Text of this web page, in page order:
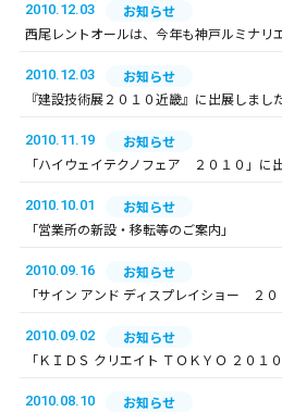
2010.12.03
お知らせ
西尾レントオールは、今年も神戸ルミナリ
2010.12.03
お知らせ
『建設技術展２０１０近畿』に出展しまし
2010.11.19
お知らせ
「ハイウェイテクノフェア ２０１０」に
2010.10.01
お知らせ
「営業所の新設・移転等のご案内」
2010.09.16
お知らせ
「サイン アンド ディスプレイショー ２０
2010.09.02
お知らせ
「ＫＩＤＳ クリエイト ＴＯＫＹＯ ２０１
2010.08.10
お知らせ